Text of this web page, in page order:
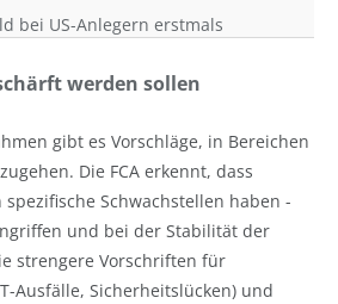
bei US-Anlegern erstmals
werden sollen
gibt es Vorschläge, in Bereichen
Die FCA erkennt, dass
Schwachstellen haben -
und bei der Stabilität der
strengere Vorschriften für
Ausfälle, Sicherheitslücken) und